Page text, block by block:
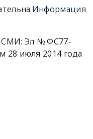
Информация
СМИ: Эл № ФС77-
28 июля 2014 года